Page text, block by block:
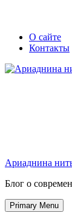
Skip
Secondary
left
navigation
Secondary
right
navigation
О сайте
Контакты
Ариаднина
Блог о
Primary Menu